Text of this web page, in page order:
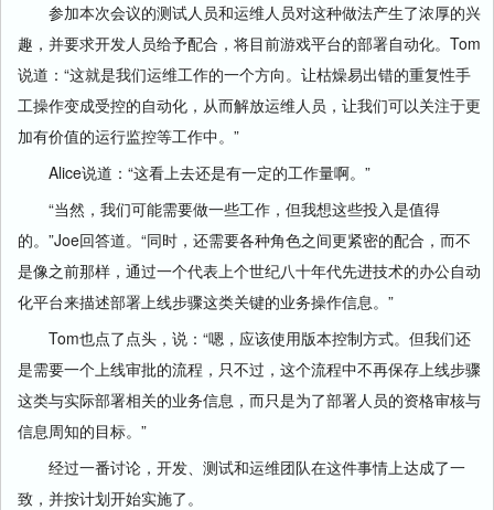
参加本次会议的测试人员和运维人员对这种做法产生了浓厚的兴
趣，并要求开发人员给予配合，将目前游戏平台的部署自动化。Tom
说道：“这就是我们运维工作的一个方向。让枯燥易出错的重复性手
工操作变成受控的自动化，从而解放运维人员，让我们可以关注于更
加有价值的运行监控等工作中。”
Alice说道：“这看上去还是有一定的工作量啊。”
“当然，我们可能需要做一些工作，但我想这些投入是值得
的。”Joe回答道。“同时，还需要各种角色之间更紧密的配合，而不
是像之前那样，通过一个代表上个世纪八十年代先进技术的办公自动
化平台来描述部署上线步骤这类关键的业务操作信息。”
Tom也点了点头，说：“嗯，应该使用版本控制方式。但我们还
是需要一个上线审批的流程，只不过，这个流程中不再保存上线步骤
这类与实际部署相关的业务信息，而只是为了部署人员的资格审核与
信息周知的目标。”
经过一番讨论，开发、测试和运维团队在这件事情上达成了一
致，并按计划开始实施了。